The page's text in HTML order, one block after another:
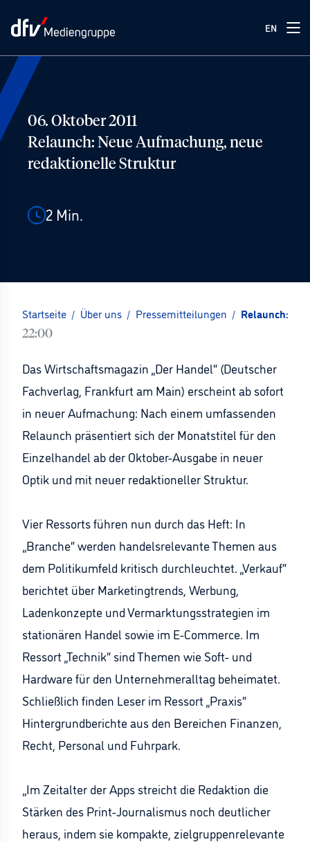
EN
06. Oktober 2011
Relaunch: Neue Aufmachung, neue
redaktionelle Struktur
2 Min.
Startseite / Über uns / Pressemitteilungen / Relaunch:
22:00
Das Wirtschaftsmagazin „Der Handel“ (Deutscher
Fachverlag, Frankfurt am Main) erscheint ab sofort
in neuer Aufmachung: Nach einem umfassenden
Relaunch präsentiert sich der Monatstitel für den
Einzelhandel ab der Oktober-Ausgabe in neuer
Optik und mit neuer redaktioneller Struktur.
Vier Ressorts führen nun durch das Heft: In
„Branche“ werden handelsrelevante Themen aus
dem Politikumfeld kritisch durchleuchtet. „Verkauf“
berichtet über Marketingtrends, Werbung,
Ladenkonzepte und Vermarktungsstrategien im
stationären Handel sowie im E-Commerce. Im
Ressort „Technik“ sind Themen wie Soft- und
Hardware für den Unternehmeralltag beheimatet.
Schließlich finden Leser im Ressort „Praxis“
Hintergrundberichte aus den Bereichen Finanzen,
Recht, Personal und Fuhrpark.
„Im Zeitalter der Apps streicht die Redaktion die
Stärken des Print-Journalismus noch deutlicher
heraus, indem sie kompakte, zielgruppenrelevante